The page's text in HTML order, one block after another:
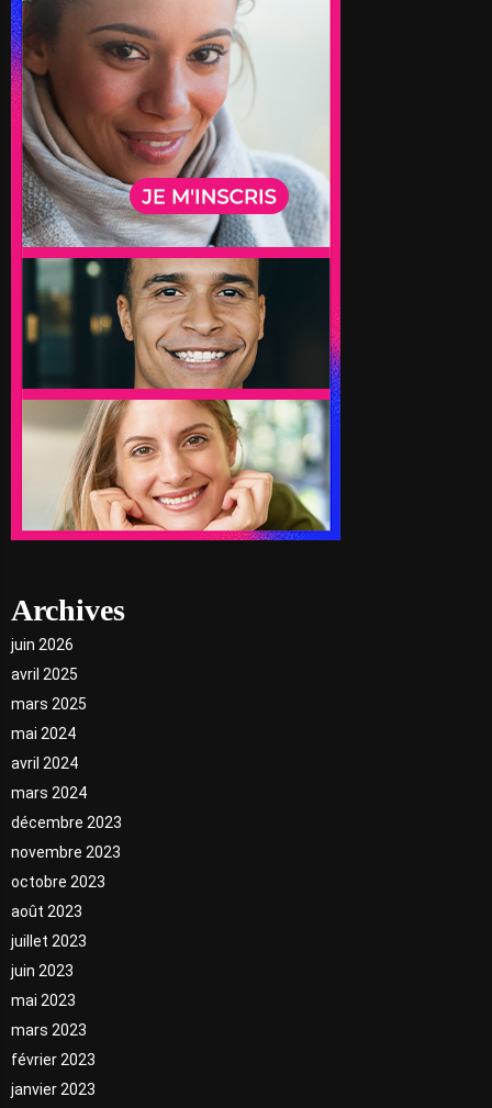
Archives
juin 2026
avril 2025
mars 2025
mai 2024
avril 2024
mars 2024
décembre 2023
novembre 2023
octobre 2023
août 2023
juillet 2023
juin 2023
mai 2023
mars 2023
février 2023
janvier 2023